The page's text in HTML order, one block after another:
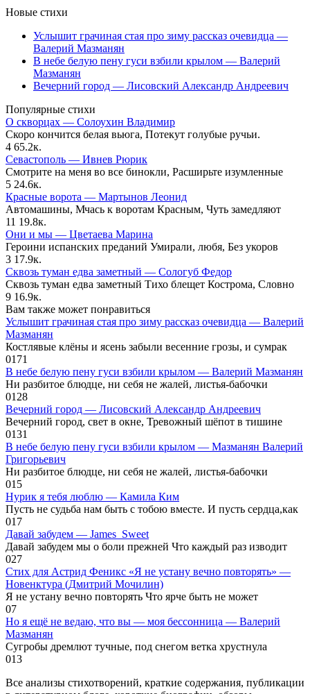
Новые стихи
Услышит грачиная стая про зиму рассказ очевидца —
Валерий Мазманян
В небе белую пену гуси взбили крылом — Валерий
Мазманян
Вечерний город — Лисовский Александр Андреевич
Популярные стихи
О скворцах — Солоухин Владимир
Скоро кончится белая вьюга, Потекут голубые ручьи.
4 65.2к.
Севастополь — Ивнев Рюрик
Смотрите на меня во все бинокли, Расширьте изумленные
5 24.6к.
Красные ворота — Мартынов Леонид
Автомашины, Мчась к воротам Красным, Чуть замедляют
11 19.8к.
Они и мы — Цветаева Марина
Героини испанских преданий Умирали, любя, Без укоров
3 17.9к.
Сквозь туман едва заметный — Сологуб Федор
Сквозь туман едва заметный Тихо блещет Кострома, Словно
9 16.9к.
Вам также может понравиться
Услышит грачиная стая про зиму рассказ очевидца — Валерий
Мазманян
Костлявые клёны и ясень забыли весенние грозы, и сумрак
0171
В небе белую пену гуси взбили крылом — Валерий Мазманян
Ни разбитое блюдце, ни себя не жалей, листья-бабочки
0128
Вечерний город — Лисовский Александр Андреевич
Вечерний город, свет в окне, Тревожный шёпот в тишине
0131
В небе белую пену гуси взбили крылом — Мазманян Валерий
Григорьевич
Ни разбитое блюдце, ни себя не жалей, листья-бабочки
015
Нурик я тебя люблю — Камила Ким
Пусть не судьба нам быть с тобою вместе. И пусть сердца,как
017
Давай забудем — James_Sweet
Давай забудем мы о боли прежней Что каждый раз изводит
027
Стих для Астрид Феникс «Я не устану вечно повторять» —
Новенктура (Дмитрий Мочилин)
Я не устану вечно повторять Что ярче быть не может
07
Но я ещё не ведаю, что вы — моя бессонница — Валерий
Мазманян
Сугробы дремлют тучные, под снегом ветка хрустнула
013
Все анализы стихотворений, краткие содержания, публикации